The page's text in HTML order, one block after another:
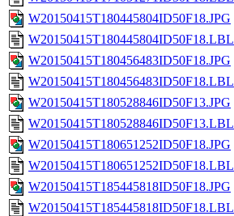
W20150415T180445804ID50F18.JPG
W20150415T180445804ID50F18.LBL
W20150415T180456483ID50F18.JPG
W20150415T180456483ID50F18.LBL
W20150415T180528846ID50F13.JPG
W20150415T180528846ID50F13.LBL
W20150415T180651252ID50F18.JPG
W20150415T180651252ID50F18.LBL
W20150415T185445818ID50F18.JPG
W20150415T185445818ID50F18.LBL